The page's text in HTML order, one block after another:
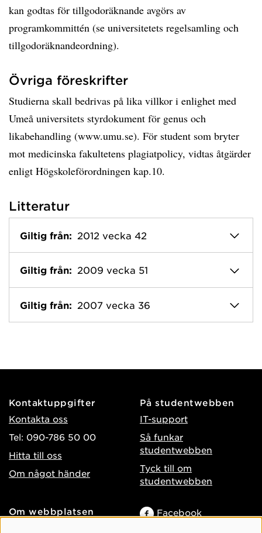
kan godtas för tillgodoräknande avgörs av
programkommittén (se universitetets regelsamling och
tillgodoräknandeordning).
Övriga föreskrifter
Studierna skall bedrivas på lika villkor i enlighet med
Umeå universitets styrdokument för genus och
likabehandling (www.umu.se). För student som bryter
mot medicinska fakultetens plagiatpolicy, vidtas åtgärder
enligt Högskoleförordningen kap.10.
Litteratur
Giltig från: 2012 vecka 42
Giltig från: 2009 vecka 51
Giltig från: 2007 vecka 36
Kontaktuppgifter
Kontakta oss
Tel: 090-786 50 00
Hitta till oss
Om något händer
På studentwebben
IT-support
Så funkar
studentwebben
Tyck till om
studentwebben
Om webbplatsen
Facebook